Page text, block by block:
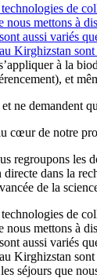
de
mettons à
aussi variés
Kirghizstan
à la
et
ne demandent
cœur de notre
regroupons les
dans la
de la
de
mettons à
aussi variés
Kirghizstan
séjours que